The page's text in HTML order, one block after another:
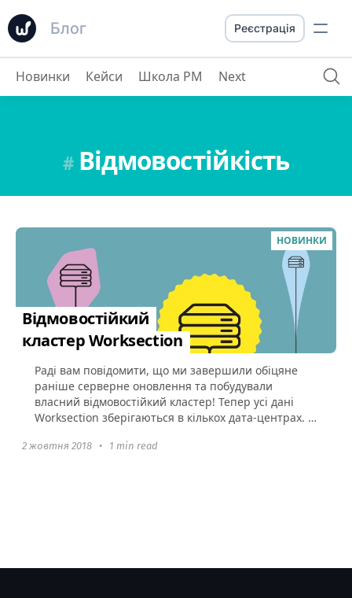
Блог Реєстрація
Новинки Кейси Школа PM Next
#Відмовостійкість
НОВИНКИ
Відмовостійкий
кластер Worksection
Раді вам повідомити, що ми завершили обіцяне
раніше серверне оновлення та побудували
власний відмовостійкий кластер! Тепер усі дані
Worksection зберігаються в кількох дата-центрах. У
2 жовтня 2018 • 1 min read